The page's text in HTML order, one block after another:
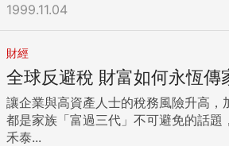
闆賦予的，一旦退休或離職，一切就會
自己，我就是自己的老闆。 退休，必須先徹底歸零，然後才能
重新開機。 退休是完完全全做自己，進度、責任等等，什麼都
不用，我高興今天不刷牙，那又怎麼樣
樣。 有一次我鬍子沒刮就去登山，結果前老闆嚴凱泰突然打電
話來：「你等一下能不能過來？」 我
他問：「為什麼？」 我說：「要回去
答：「就直接過來，又不是沒看過你邋遢的樣
1999.11.04
財經
全球反避稅 財富如何永恆傳
讓企業與高資產人士的稅務風險升高，
都是家族「富過三代」不可避免的話題
禾泰...